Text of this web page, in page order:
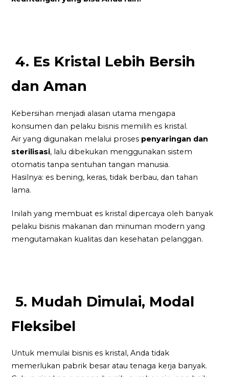
4. Es Kristal Lebih Bersih
dan Aman
Kebersihan menjadi alasan utama mengapa
konsumen dan pelaku bisnis memilih es kristal.
Air yang digunakan melalui proses penyaringan dan
sterilisasi, lalu dibekukan menggunakan sistem
otomatis tanpa sentuhan tangan manusia.
Hasilnya: es bening, keras, tidak berbau, dan tahan
lama.
Inilah yang membuat es kristal dipercaya oleh banyak
pelaku bisnis makanan dan minuman modern yang
mengutamakan kualitas dan kesehatan pelanggan.
5. Mudah Dimulai, Modal
Fleksibel
Untuk memulai bisnis es kristal, Anda tidak
memerlukan pabrik besar atau tenaga kerja banyak.